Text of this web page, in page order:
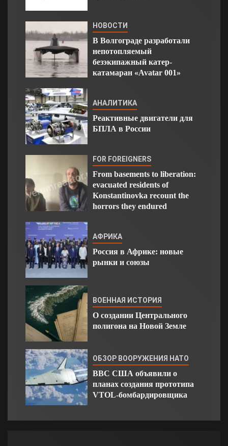
НОВОСТИ
В Волгограде разработали
непотопляемый
безэкипажный катер-
катамаран «Avatar 001»
АНАЛИТИКА
Реактивные двигатели для
БПЛА в России
FOR FOREIGNERS
From basements to liberation:
evacuated residents of
Konstantinovka recount the
horrors they endured
АФРИКА
Россия в Африке: новые
рынки и союзы
ВОЕННАЯ ИСТОРИЯ
О создании Центрального
полигона на Новой Земле
ОБЗОР ВООРУЖЕНИЯ НАТО
ВВС США объявили о
планах создания прототипа
VTOL-бомбардировщика